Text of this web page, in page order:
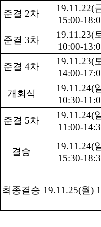
준결 2차
19.11.22(
15:00-
준결 3차
19.11.23(
10:00-
준결 4차
19.11.23(
14:00-
개회식
19.11.24(
10:30-
준결 5차
19.11.24(
11:00-
결승
19.11.24(
15:30-
최종결승 19.11.25(월)